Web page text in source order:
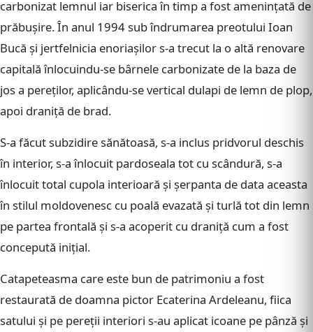
carbonizat lemnul iar biserica în timp a fost ameninţată de
prăbuşire. În anul 1994 sub îndrumarea preotului Ioan
Bucă şi jertfelnicia enoriaşilor s-a trecut la o altă renovare
capitală înlocuindu-se bârnele carbonizate de la baza de
jos a pereţilor, aplicându-se vertical dulapi de lemn de plop,
apoi draniţă de brad.
S-a făcut subzidire sănătoasă, s-a inclus pridvorul deschis
în interior, s-a înlocuit pardoseala tot cu scândură, s-a
înlocuit total cupola interioară şi şerpanta de data aceasta
în stilul moldovenesc cu poală evazată şi turlă tot din lemn
pe partea frontală şi s-a acoperit cu draniţă cum a fost
concepută iniţial.
Catapeteasma care este bun de patrimoniu a fost
restaurată de doamna pictor Ecaterina Ardeleanu, fiica
satului şi pe pereţii interiori s-au aplicat icoane pe pânză şi